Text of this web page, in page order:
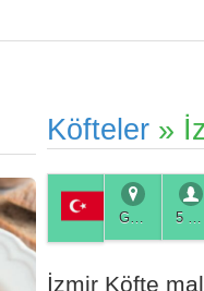
Köfteler»
Genel
İzmir Köfte